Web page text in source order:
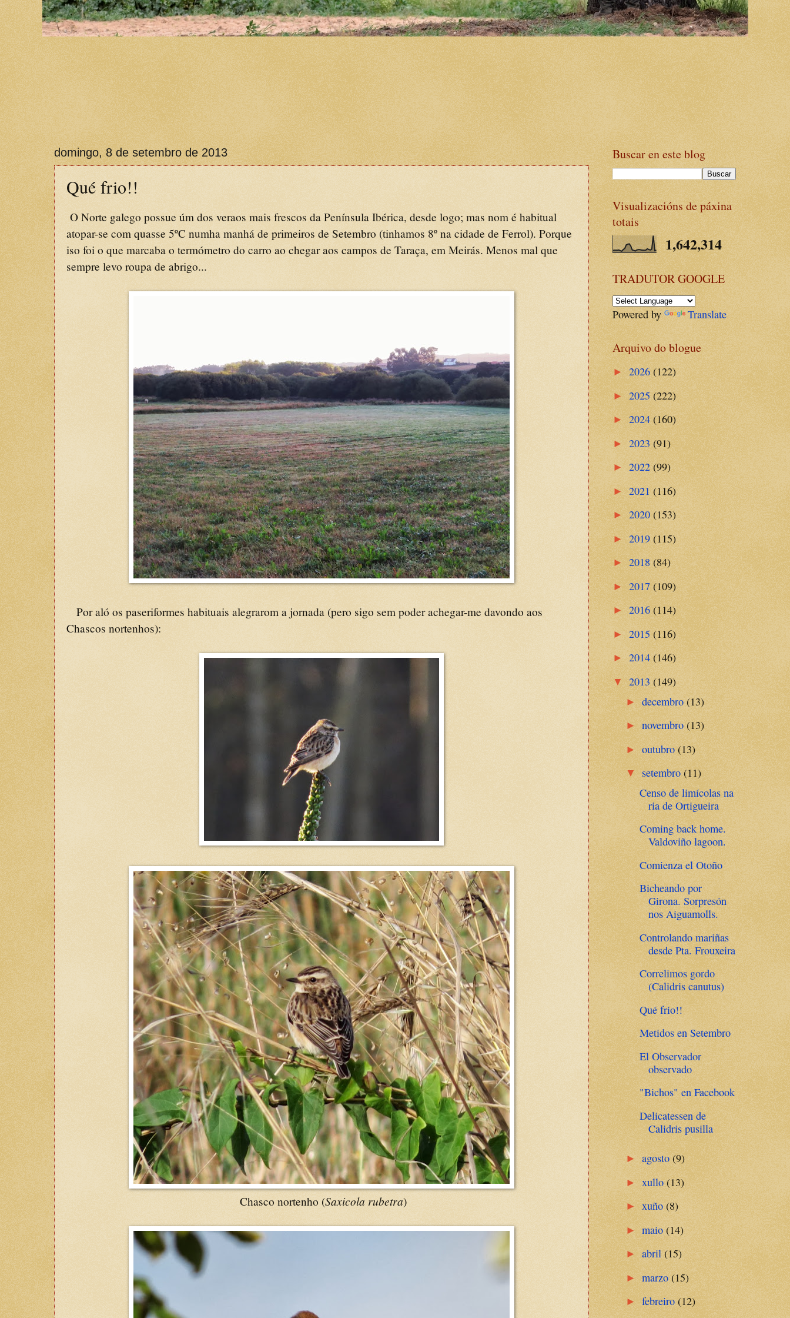
domingo, 8 de setembro de 2013
Qué frio!!
O Norte galego possue úm dos veraos mais frescos da Península Ibérica, desde logo; mas nom é habitual
atopar-se com quasse 5ºC numha manhá de primeiros de Setembro (tinhamos 8º na cidade de Ferrol). Porque
iso foi o que marcaba o termómetro do carro ao chegar aos campos de Taraça, em Meirás. Menos mal que
sempre levo roupa de abrigo...
Por aló os paseriformes habituais alegrarom a jornada (pero sigo sem poder achegar-me davondo aos
Chascos nortenhos):
Chasco nortenho (Saxicola rubetra)
Buscar en este blog
Visualizacións de páxina
totais
1,642,314
TRADUTOR GOOGLE
Powered by Translate
Arquivo do blogue
►2026(122)
►2025(222)
►2024(160)
►2023(91)
►2022(99)
►2021(116)
►2020(153)
►2019(115)
►2018(84)
►2017(109)
►2016(114)
►2015(116)
►2014(146)
▼2013(149)
►decembro(13)
►novembro(13)
►outubro(13)
▼setembro(11)
Censo de limícolas na
ria de Ortigueira
Coming back home.
Valdoviño lagoon.
Comienza el Otoño
Bicheando por
Girona. Sorpresón
nos Aiguamolls.
Controlando mariñas
desde Pta. Frouxeira
Correlimos gordo
(Calidris canutus)
Qué frio!!
Metidos en Setembro
El Observador
observado
"Bichos" en Facebook
Delicatessen de
Calidris pusilla
►agosto(9)
►xullo(13)
►xuño(8)
►maio(14)
►abril(15)
►marzo(15)
►febreiro(12)